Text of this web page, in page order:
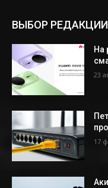
ВЫБОР РЕДАКЦИИ
На
23
17